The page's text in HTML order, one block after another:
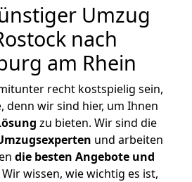
Umzug
nach
am Rhein
recht kostspielig sein,
denn wir sind hier, um Ihnen
zu bieten. Wir sind die
und arbeiten
die besten Angebote und
wissen, wie wichtig es ist,